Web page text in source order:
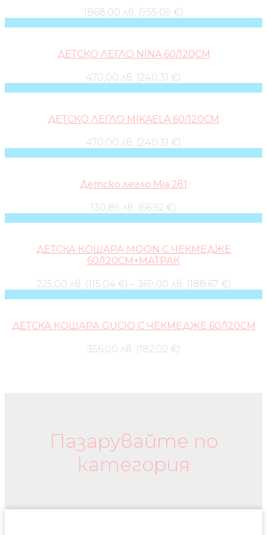
1868,00 лв. (955.09 €)
ДЕТСКО ЛЕГЛО NINA 60/120СМ
470,00 лв. (240.31 €)
ДЕТСКО ЛЕГЛО MIKAELA 60/120СМ
470,00 лв. (240.31 €)
Детско легло Mia 2в1
130,89 лв. (66.92 €)
ДЕТСКА КОШАРА MOON С ЧЕКМЕДЖЕ
60/120СМ+МАТРАК
225,00 лв. (115.04 €) – 369,00 лв. (188.67 €)
ДЕТСКА КОШАРА GUCIO С ЧЕКМЕДЖЕ 60/120СМ
356,00 лв. (182.02 €)
Пазарувайте по
категория